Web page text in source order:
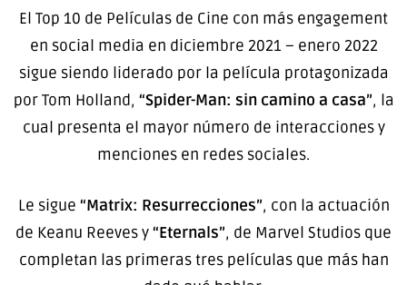
El Top 10 de Películas de Cine con más engagement
en social media en diciembre 2021 – enero 2022
sigue siendo liderado por la película protagonizada
por Tom Holland, “Spider-Man: sin camino a casa”, la
cual presenta el mayor número de interacciones y
menciones en redes sociales.
Le sigue “Matrix: Resurrecciones”, con la actuación
de Keanu Reeves y“Eternals”, de Marvel Studios que
completan las primeras tres películas que más han